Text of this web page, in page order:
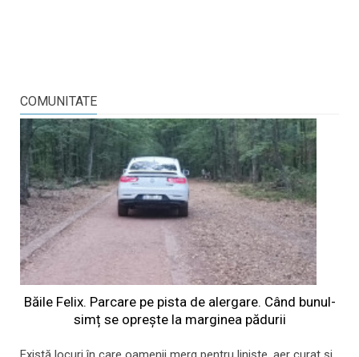
COMUNITATE
Băile Felix. Parcare pe pista de alergare. Când bunul-
simț se oprește la marginea pădurii